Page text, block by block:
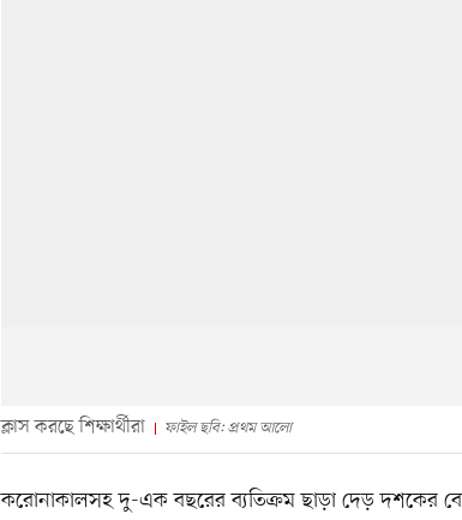
ক্লাস করছে শিক্ষার্থীরা ফাইল ছবি: প্রথম আলো
করোনাকালসহ দু-এক বছরের ব্যতিক্রম ছাড়া দেড় দশকের